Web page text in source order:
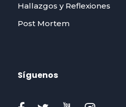
Hallazgos y Reflexiones
Post Mortem
Síguenos